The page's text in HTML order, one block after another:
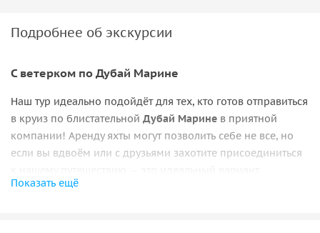
Подробнее об экскурсии
С ветерком по Дубай Марине
Наш тур идеально подойдёт для тех, кто готов отправиться
в круиз по блистательной Дубай Марине в приятной
компании! Аренду яхты могут позволить себе не все, но
если вы вдвоём или с друзьями захотите присоединиться
Показать ещё